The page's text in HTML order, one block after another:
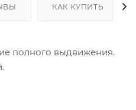
КАК КУПИТЬ
полного выдвижения.